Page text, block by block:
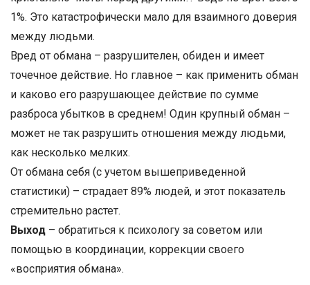
1%. Это катастрофически мало для взаимного доверия
между людьми.
Вред от обмана – разрушителен, обиден и имеет
точечное действие. Но главное – как применить обман
и каково его разрушающее действие по сумме
разброса убытков в среднем! Один крупный обман –
может не так разрушить отношения между людьми,
как несколько мелких.
От обмана себя (с учетом вышеприведенной
статистики) – страдает 89% людей, и этот показатель
стремительно растет.
Выход – обратиться к психологу за советом или
помощью в координации, коррекции своего
«восприятия обмана».